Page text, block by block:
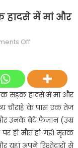
हादसे में मां और
Offon
में
एक
दर्दनाक
सड़क
हादसे
में
मां
सड़क हादसे में मां और
चौराहे के पास एक तेज
उनके बेटे फैजान (उम्र
ही मौत हो गई। मृतक
यहां अपने रिश्तेदारों से